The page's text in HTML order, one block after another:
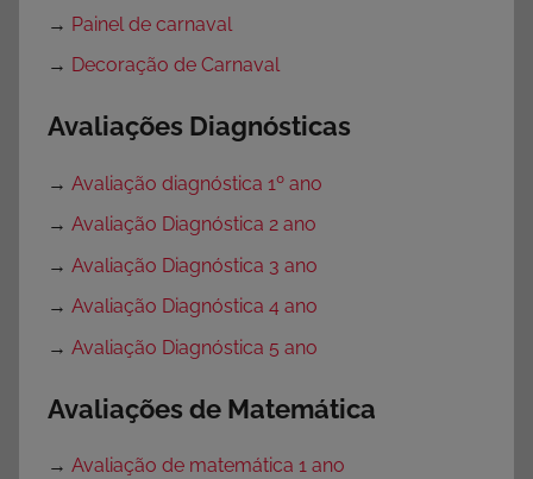
→ Painel de carnaval
→ Decoração de Carnaval
Avaliações Diagnósticas
→ Avaliação diagnóstica 1º ano
→ Avaliação Diagnóstica 2 ano
→ Avaliação Diagnóstica 3 ano
→ Avaliação Diagnóstica 4 ano
→ Avaliação Diagnóstica 5 ano
Avaliações de Matemática
→ Avaliação de matemática 1 ano